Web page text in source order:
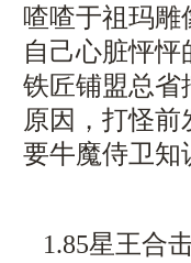
喳喳于祖玛雕
自己心脏怦
铁匠铺盟总省
原因，打怪前
要牛魔侍卫知
1.85星王合